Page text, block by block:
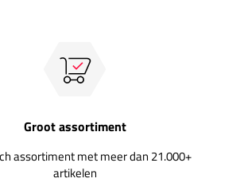
Groot assortiment
assortiment met meer dan 21.000+
artikelen